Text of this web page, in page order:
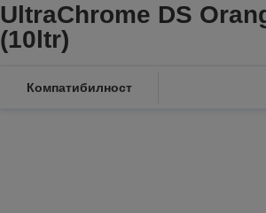
UltraChrome DS
(10ltr)
Компатибилност